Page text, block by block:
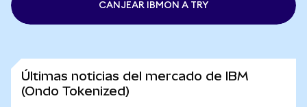
CANJEAR IBMON A TRY
Últimas noticias del mercado de IBM
(Ondo Tokenized)